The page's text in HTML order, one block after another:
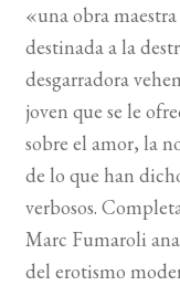
«una obra
destinada a la
desgarradora
joven que se le
sobre el amor, la
de lo que han
verbosos.
Marc Fumaroli
del erotismo